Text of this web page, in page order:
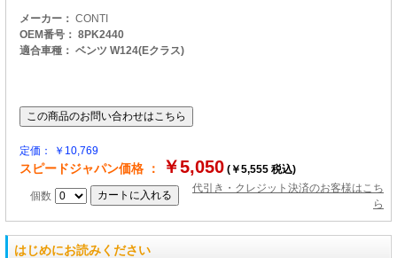
メーカー： CONTI
OEM番号： 8PK2440
適合車種： ベンツ W124(Eクラス)
定価： ￥10,769
スピードジャパン価格 ： ￥5,050 (￥5,555 税込)
個数
代引き・クレジット決済のお客様はこち
ら
はじめにお読みください